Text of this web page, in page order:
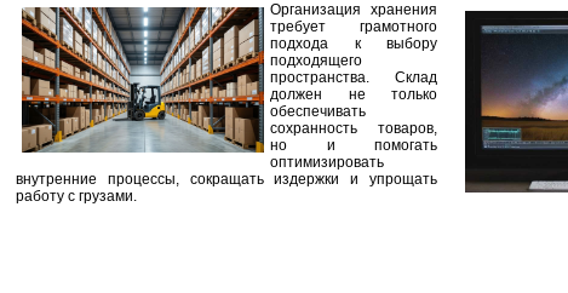
Организация хранения
требует грамотного
подхода к выбору
подходящего
пространства. Склад
должен не только
обеспечивать
сохранность товаров,
но и помогать
оптимизировать
внутренние процессы, сокращать издержки и упрощать
работу с грузами.